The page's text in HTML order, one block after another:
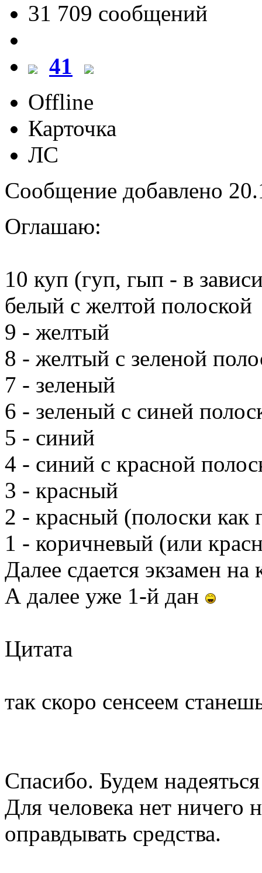
31 709 cообщений
41
Offline
Карточка
ЛС
Сообщение добавлено
Оглашаю:
10 куп (гуп, гып - в
белый с желтой полоской
9 - желтый
8 - желтый с зеленой
7 - зеленый
6 - зеленый с синей
5 - синий
4 - синий с красной
3 - красный
2 - красный (полоски как
1 - коричневый (или
Далее сдается экзамен
А далее уже 1-й дан
Цитата
так скоро сенсеем
Спасибо. Будем
Для человека нет ничего
оправдывать средства.